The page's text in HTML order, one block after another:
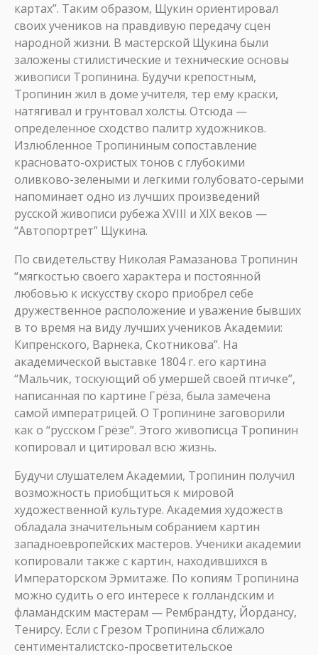
картах”. Таким образом, Щукин ориентировал
своих учеников на правдивую передачу сцен
народной жизни. В мастерской Щукина были
заложены стилистические и технические основы
живописи Тропинина. Будучи крепостным,
Тропинин жил в доме учителя, тер ему краски,
натягивал и грунтовал холсты. Отсюда —
определенное сходство палитр художников.
Излюбленное Тропининым сопоставление
красновато-охристых тонов с глубокими
оливково-зелеными и легкими голубовато-серыми
напоминает одно из лучших произведений
русской живописи рубежа XVIII и XIX веков —
“Автопортрет” Щукина.
По свидетельству Николая Рамазанова Тропинин
“мягкостью своего характера и постоянной
любовью к искусству скоро приобрел себе
дружественное расположение и уважение бывших
в то время на виду лучших учеников Академии:
Кипренского, Варнека, Скотникова”. На
академической выставке 1804 г. его картина
“Мальчик, тоскующий об умершей своей птичке”,
написанная по картине Грёза, была замечена
самой императрицей. О Тропинине заговорили
как о “русском Грёзе”. Этого живописца Тропинин
копировал и цитировал всю жизнь.
Будучи слушателем Академии, Тропинин получил
возможность приобщиться к мировой
художественной культуре. Академия художеств
обладала значительным собранием картин
западноевропейских мастеров. Ученики академии
копировали также с картин, находившихся в
Императорском Эрмитаже. По копиям Тропинина
можно судить о его интересе к голландским и
фламандским мастерам — Рембрандту, Йордансу,
Тенирсу. Если с Грезом Тропинина сближало
сентименталистско-просветительское